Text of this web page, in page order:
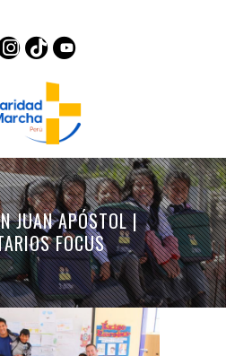
JUAN APÓSTOL |
FOCUS